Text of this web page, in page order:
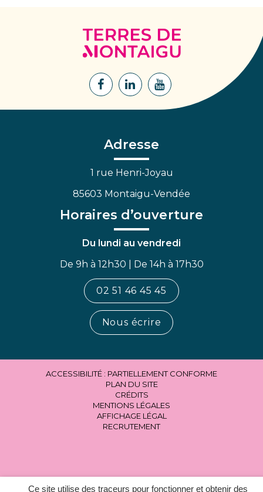
Ce site utilise des traceurs pour fonctionner et obtenir des
Terres
de
Montaigu
Lien
Facebook
Lien
Lien
Adresse
1 rue Henri-Joyau
85603 Montaigu-Vendée
Horaires d’ouverture
Du lundi au vendredi
De 9h à 12h30 | De 14h à 17h30
02 51 46 45 45
Nous écrire
ACCESSIBILITÉ : PARTIELLEMENT CONFORME
PLAN DU SITE
CRÉDITS
MENTIONS LÉGALES
AFFICHAGE LÉGAL
RECRUTEMENT